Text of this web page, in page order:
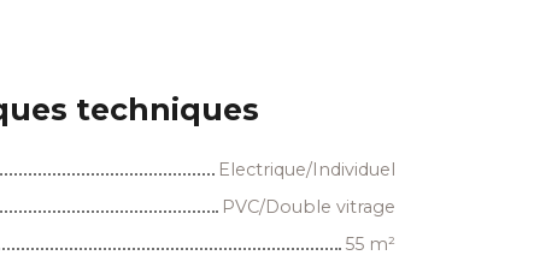
techniques
Electrique/Individuel
PVC/Double vitrage
55 m²